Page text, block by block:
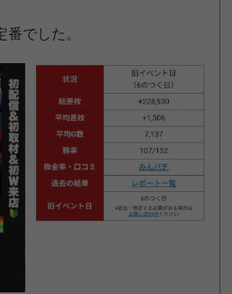
でした。